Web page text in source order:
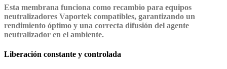
Esta membrana funciona como recambio para equipos
neutralizadores Vaportek compatibles, garantizando un
rendimiento óptimo y una correcta difusión del agente
neutralizador en el ambiente.
Liberación constante y controlada